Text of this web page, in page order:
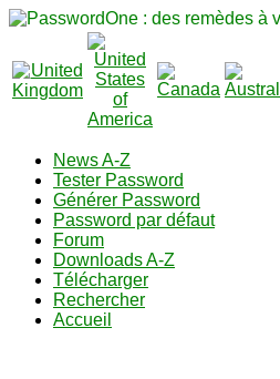
News A-Z
Tester Password
Générer Password
Password par défaut
Forum
Downloads A-Z
Télécharger
Rechercher
Accueil